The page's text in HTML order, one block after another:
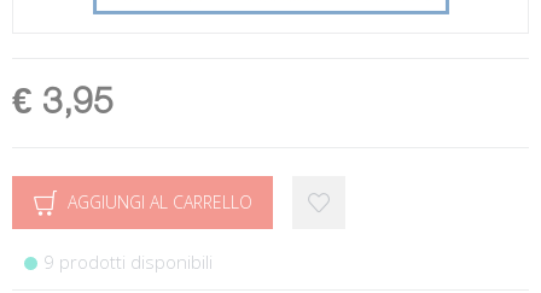
€ 3,95
AGGIUNGI AL CARRELLO
9 prodotti disponibili